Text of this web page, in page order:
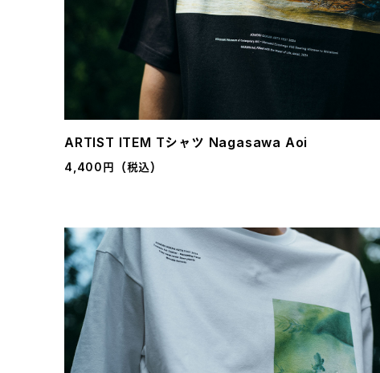
ARTIST ITEM Tシャツ Nagasawa Aoi
4,400円（税込）